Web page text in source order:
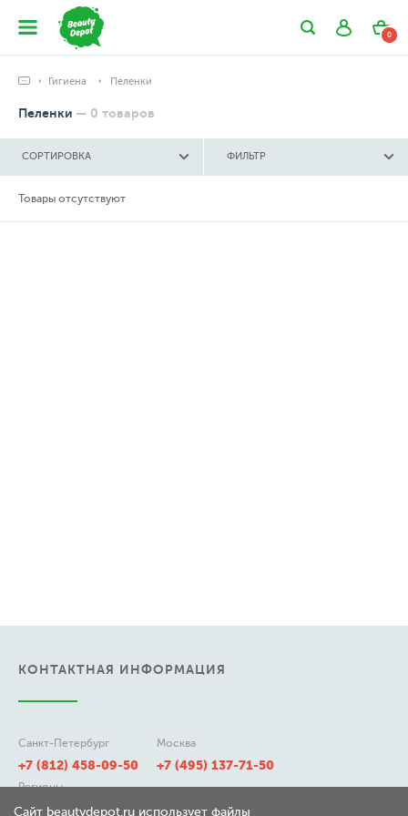
0
Гигиена Пеленки
Пеленки — 0 товаров
СОРТИРОВКА ФИЛЬТР
Товары отсутствуют
КОНТАКТНАЯ ИНФОРМАЦИЯ
Санкт-Петербург
+7 (812) 458-09-50
Москва
+7 (495) 137-71-50
Регионы
8 (800) 511-21-50
Сайт beautydepot.ru использует файлы